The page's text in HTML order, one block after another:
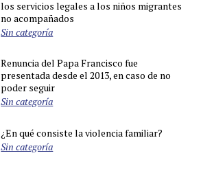
los servicios legales a los niños migrantes
no acompañados
Sin categoría
Renuncia del Papa Francisco fue
presentada desde el 2013, en caso de no
poder seguir
Sin categoría
¿En qué consiste la violencia familiar?
Sin categoría